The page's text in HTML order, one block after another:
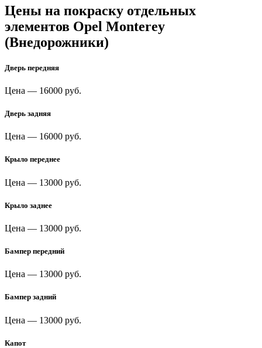
Цены на покраску отдельных
элементов Opel Monterey
(Внедорожники)
Дверь передняя
Цена — 16000 руб.
Дверь задняя
Цена — 16000 руб.
Крыло переднее
Цена — 13000 руб.
Крыло заднее
Цена — 13000 руб.
Бампер передний
Цена — 13000 руб.
Бампер задний
Цена — 13000 руб.
Капот